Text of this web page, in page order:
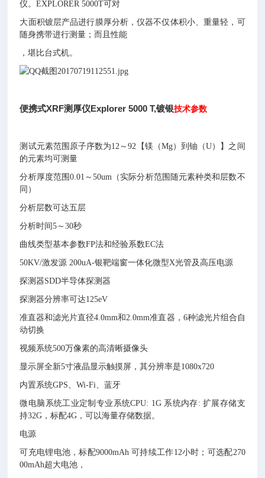
仪。EXPLORER 5000T可对
大面积镀层产品进行膜厚分析，仪器不仅体积小、重量轻，可
随身携带进行测量；而且性能
，堪比台式机。
便携式XRF测厚仪Explorer 5000 T,镀银技术参数
测试元素范围原子序数为12～92【镁（Mg）到铀（U）】之间
的元素均可测量
分析厚度范围0.01～50um（实际分析范围随元素种类和层数不
同）
分析层数可达五层
分析时间5～30秒
曲线类型基本参数FP法和经验系数EC法
50KV/激发源 200uA-银靶端窗一体化微型X光管及高压电源
探测器SDD半导体探测器
探测器分辨率可达125eV
准直器和滤光片直径4.0mm和2.0mm准直器，6种滤光片组合自
动切换
视频系统500万像素的高清晰摄像头
显示屏全新5寸液晶显示触摸屏，其分辨率是1080x720
内置系统GPS、Wi-Fi、蓝牙
微电脑系统工业定制专业系统CPU: 1G 系统内存: 扩展存储支
持32G，标配4G，可以海量存储数据。
电源
可充电锂电池，标配9000mAh 可持续工作12小时；可选配270
00mAh超大电池，